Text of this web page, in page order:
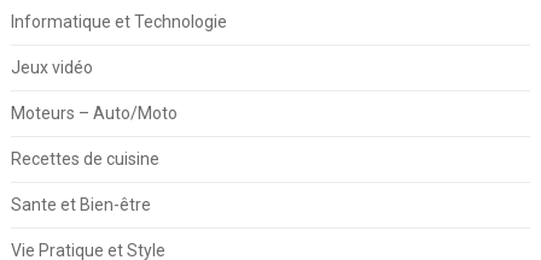
Informatique et Technologie
Jeux vidéo
Moteurs – Auto/Moto
Recettes de cuisine
Sante et Bien-être
Vie Pratique et Style